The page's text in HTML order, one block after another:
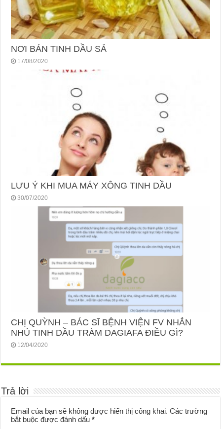
NƠI BÁN TINH DẦU SẢ
17/08/2020
LƯU Ý KHI MUA MÁY XÔNG TINH DẦU
30/07/2020
CHỊ QUỲNH – BÁC SĨ BỆNH VIỆN FV NHẮN
NHỦ TINH DẦU TRÀM DAGIAFA ĐIỀU GÌ?
12/04/2020
Trả lời
Email của bạn sẽ không được hiển thị công khai. Các trường
bắt buộc được đánh dấu*